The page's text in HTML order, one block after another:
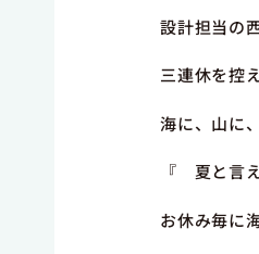
設計担当の
三連休を控
海に、山に
『 夏と言
お休み毎に